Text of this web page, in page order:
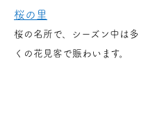
桜の里
桜の名所で、シーズン中は多
くの花見客で賑わいます。